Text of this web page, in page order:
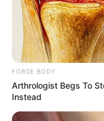
FORGE BODY
Arthrologist Begs To
Instead